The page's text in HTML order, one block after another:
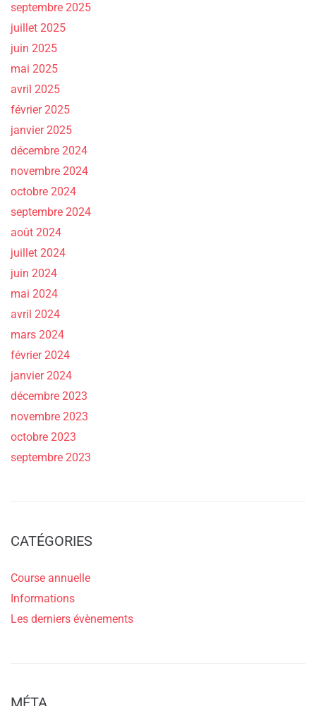
septembre 2025
juillet 2025
juin 2025
mai 2025
avril 2025
février 2025
janvier 2025
décembre 2024
novembre 2024
octobre 2024
septembre 2024
août 2024
juillet 2024
juin 2024
mai 2024
avril 2024
mars 2024
février 2024
janvier 2024
décembre 2023
novembre 2023
octobre 2023
septembre 2023
CATÉGORIES
Course annuelle
Informations
Les derniers évènements